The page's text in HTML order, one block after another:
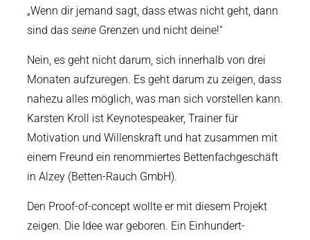
„Wenn dir jemand sagt, dass etwas nicht geht, dann
sind das seine Grenzen und nicht deine!“
Nein, es geht nicht darum, sich innerhalb von drei
Monaten aufzuregen. Es geht darum zu zeigen, dass
nahezu alles möglich, was man sich vorstellen kann.
Karsten Kroll ist Keynotespeaker, Trainer für
Motivation und Willenskraft und hat zusammen mit
einem Freund ein renommiertes Bettenfachgeschäft
in Alzey (Betten-Rauch GmbH).
Den Proof-of-concept wollte er mit diesem Projekt
zeigen. Die Idee war geboren. Ein Einhundert-